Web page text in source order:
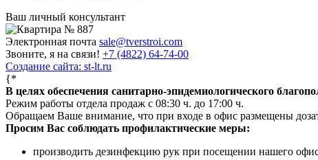
Ваш личный консультант
Электронная почта sale@tverstroi.com
Звоните, я на связи! +7 (4822) 64-74-00
Создание сайта: st-lt.ru
{*
В целях обеспечения санитарно-эпидемиологического
Режим работы отдела продаж с 08:30 ч. до 17:00 ч.
Обращаем Ваше внимание, что при входе в офис размещены
Просим Вас соблюдать профилактические меры:
производить дезинфекцию рук при посещении нашего